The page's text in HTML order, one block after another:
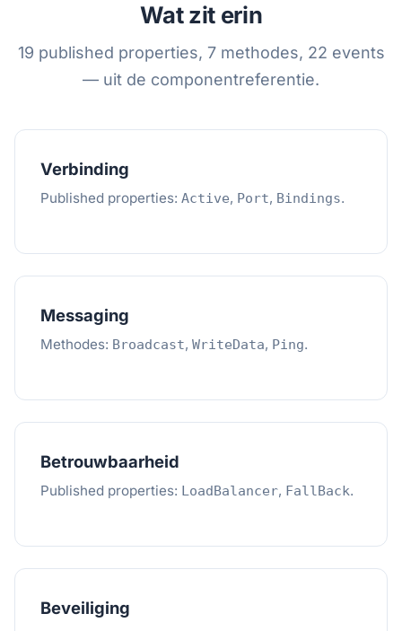
Wat zit erin
19 published properties, 7 methodes, 22 events
— uit de componentreferentie.
Verbinding
Published properties: Active, Port, Bindings.
Messaging
Methodes: Broadcast, WriteData, Ping.
Betrouwbaarheid
Published properties: LoadBalancer, FallBack.
Beveiliging